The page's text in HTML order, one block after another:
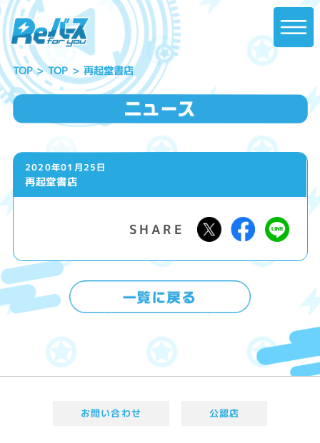
TOP TOP 再起堂書店
2020年01月25日
再起堂書店
お問い合わせ 公認店